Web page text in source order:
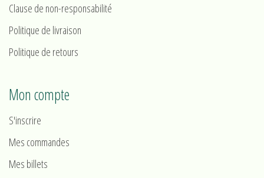
Clause de non-responsabilité
Politique de livraison
Politique de retours
Mon compte
S'inscrire
Mes commandes
Mes billets